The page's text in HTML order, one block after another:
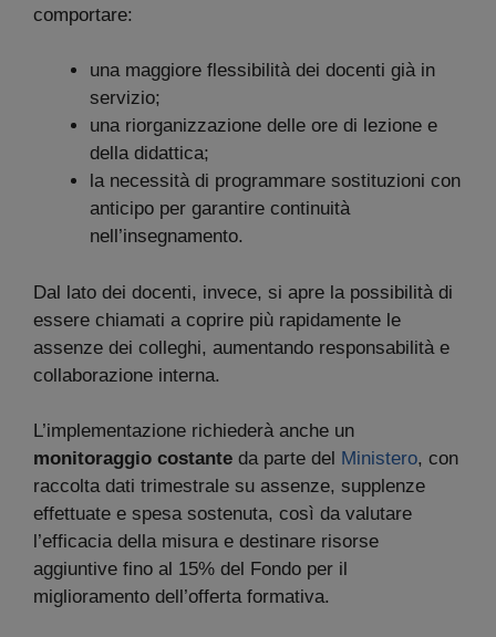
comportare:
una maggiore flessibilità dei docenti già in
servizio;
una riorganizzazione delle ore di lezione e
della didattica;
la necessità di programmare sostituzioni con
anticipo per garantire continuità
nell’insegnamento.
Dal lato dei docenti, invece, si apre la possibilità di
essere chiamati a coprire più rapidamente le
assenze dei colleghi, aumentando responsabilità e
collaborazione interna.
L’implementazione richiederà anche un
monitoraggio costante da parte del Ministero, con
raccolta dati trimestrale su assenze, supplenze
effettuate e spesa sostenuta, così da valutare
l’efficacia della misura e destinare risorse
aggiuntive fino al 15% del Fondo per il
miglioramento dell’offerta formativa.